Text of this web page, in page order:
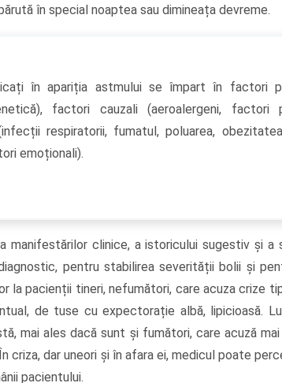
în special noaptea sau dimineața devreme.
în apariția astmului se împart în factori
factori cauzali (aeroalergeni, factori
respiratorii, fumatul, poluarea,
emoționali).
manifestărilor clinice, a istoricului sugestiv și a
pentru stabilirea severității bolii și
la pacienții tineri, nefumători, care acuza crize
de tuse cu expectorație albă, lipicioasă.
mai ales dacă sunt și fumători, care acuză
criza, dar uneori și în afara ei, medicul poate
pacientului.